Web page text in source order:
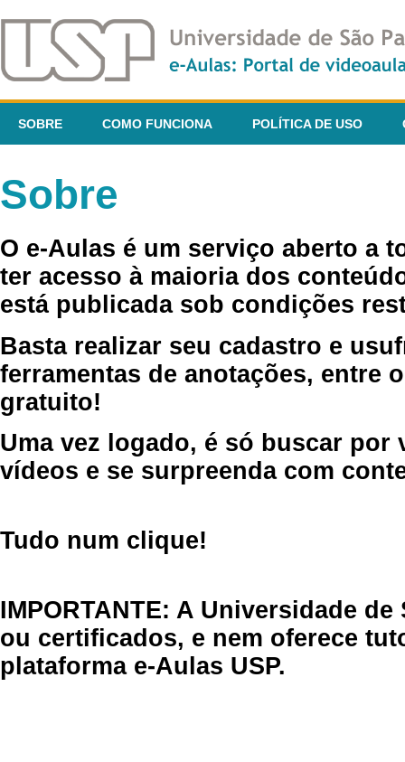
SOBRE COMO FUNCIONA POLÍTICA DE USO
Sobre
O e-Aulas é um serviço aberto a
ter acesso à maioria dos
está publicada sob condições
Basta realizar seu cadastro e
ferramentas de anotações, entre
gratuito!
Uma vez logado, é só buscar por
vídeos e se surpreenda com
Tudo num clique!
IMPORTANTE: A Universidade
ou certificados, e nem oferece
plataforma e-Aulas USP.